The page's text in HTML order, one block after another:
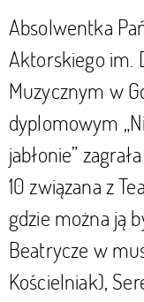
Absolwentka
Aktorskiego im.
Muzycznym w
dyplomowym
jabłonie”
10 związana z
gdzie można ją
Beatrycze w
Kościelniak),